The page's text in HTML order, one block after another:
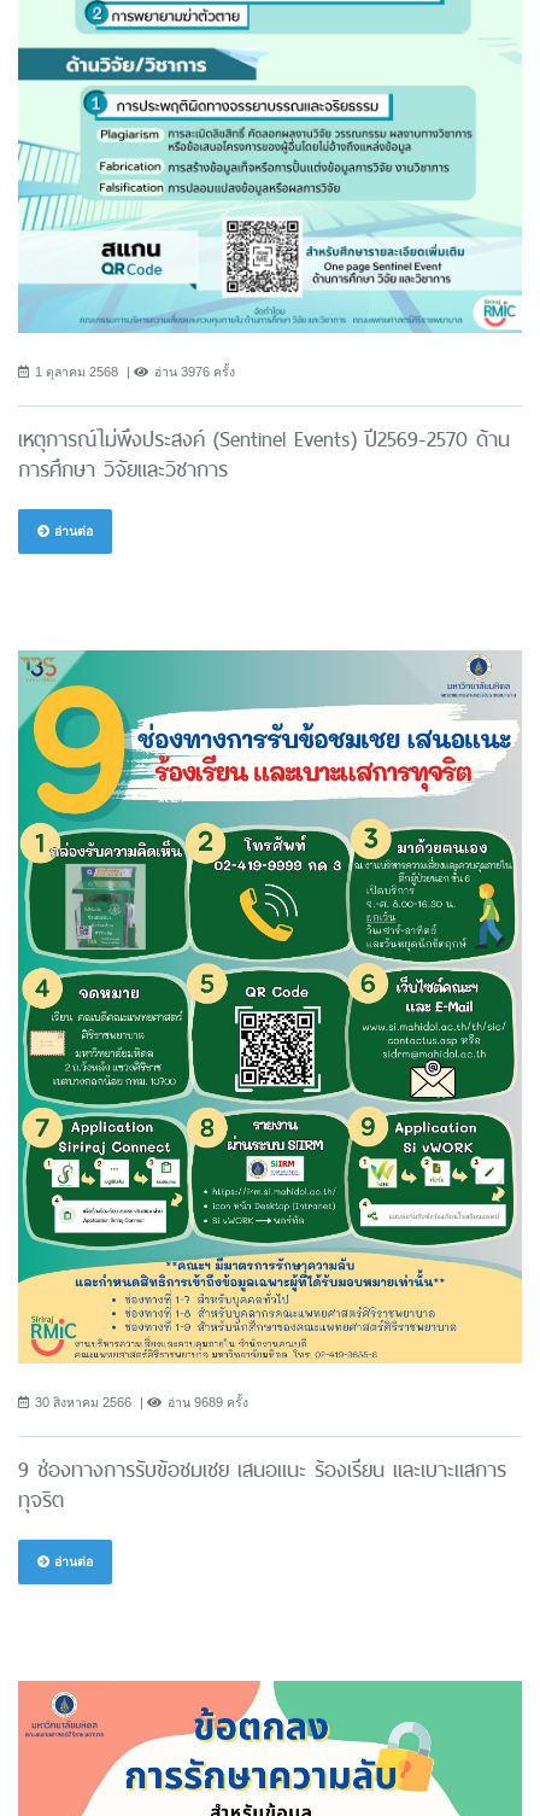
1 ตุลาคม 2568 อ่าน 3976 ครั้ง
เหตุการณ์ไม่พึงประสงค์ (Sentinel Events) ปี2569-2570 ด้าน
การศึกษา วิจัยและวิชาการ
อ่านต่อ
30 สิงหาคม 2566 อ่าน 9689 ครั้ง
9 ช่องทางการรับข้อชมเชย เสนอแนะ ร้องเรียน และเบาะแสการ
ทุจริต
อ่านต่อ